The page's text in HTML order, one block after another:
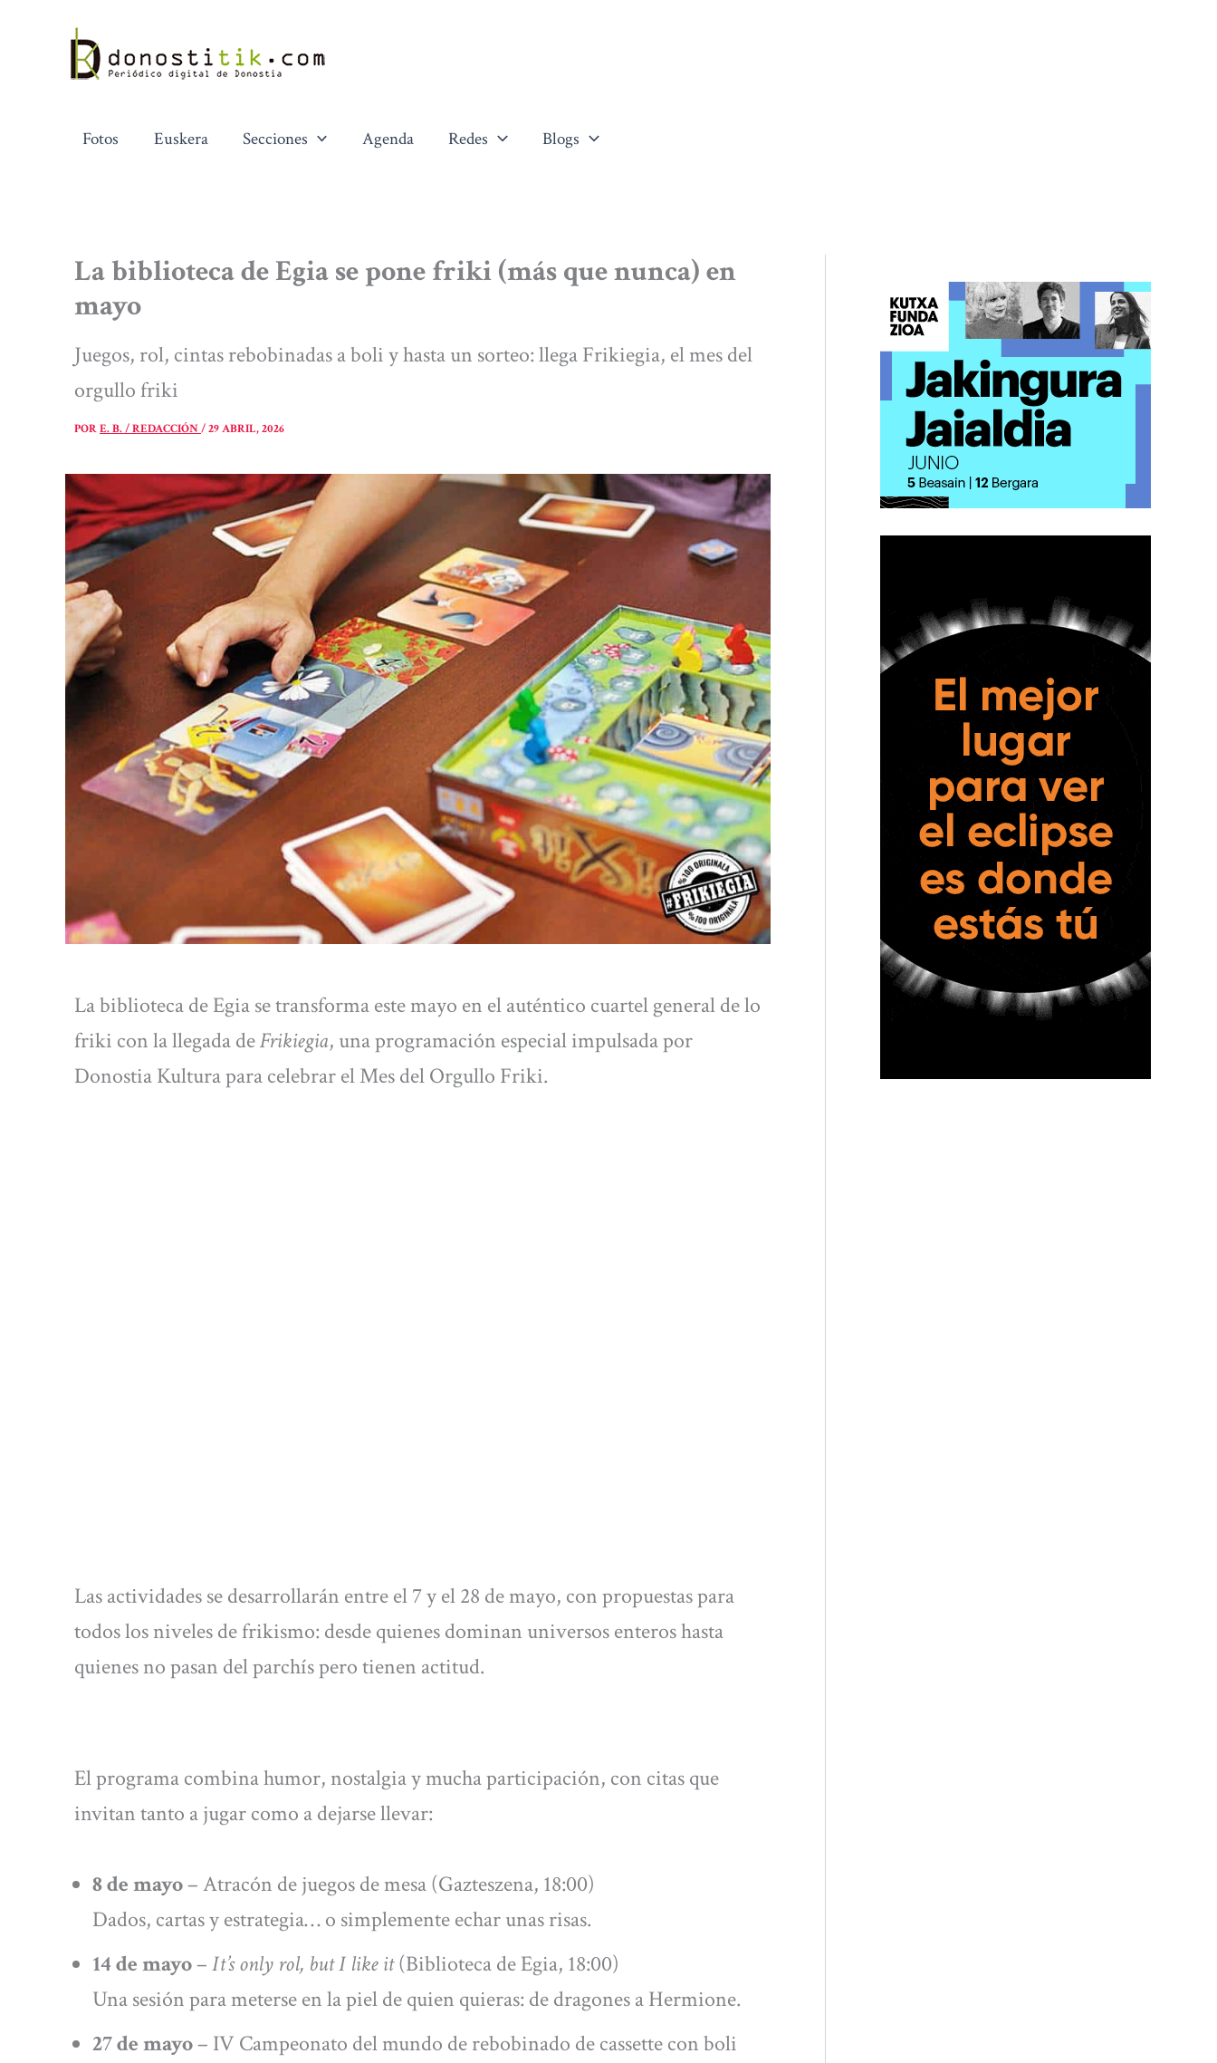
contenido
Fotos Euskera Secciones Agenda Redes Blogs
La biblioteca de Egia se pone friki (más que nunca) en
mayo
Juegos, rol, cintas rebobinadas a boli y hasta un sorteo: llega Frikiegia, el mes del
orgullo friki
PORE. B. / REDACCIÓN/29 ABRIL, 2026
La biblioteca de Egia se transforma este mayo en el auténtico cuartel general de lo
friki con la llegada deFrikiegia, una programación especial impulsada por
Donostia Kultura para celebrar el Mes del Orgullo Friki.
Las actividades se desarrollarán entre el 7 y el 28 de mayo, con propuestas para
todos los niveles de frikismo: desde quienes dominan universos enteros hasta
quienes no pasan del parchís pero tienen actitud.
El programa combina humor, nostalgia y mucha participación, con citas que
invitan tanto a jugar como a dejarse llevar:
8 de mayo– Atracón de juegos de mesa (Gazteszena, 18:00)
Dados, cartas y estrategia… o simplemente echar unas risas.
14 de mayo–It’s only rol, but I like it(Biblioteca de Egia, 18:00)
Una sesión para meterse en la piel de quien quieras: de dragones a Hermione.
27 de mayo– IV Campeonato del mundo de rebobinado de cassette con boli